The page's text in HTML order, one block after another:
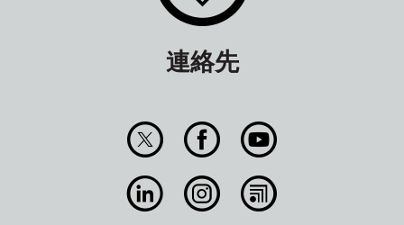
連絡先